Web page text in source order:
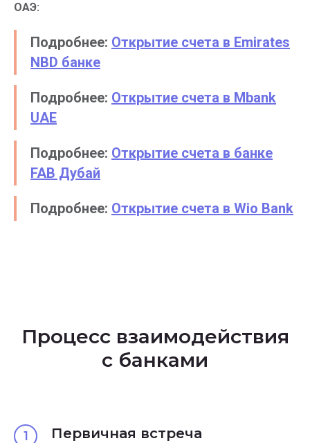
ОАЭ:
Подробнее: Открытие счета в Emirates
NBD банке
Подробнее: Открытие счета в Mbank
UAE
Подробнее: Открытие счета в банке
FAB Дубай
Подробнее: Открытие счета в Wio Bank
Процесс взаимодействия
с банками
Первичная встреча